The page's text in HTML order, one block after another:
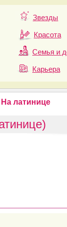
Звезды
Красота
Семья и
Карьера
На латинице